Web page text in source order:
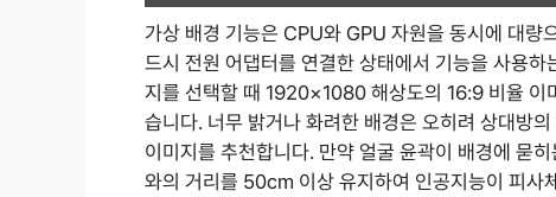
가상 배경 기능은 CPU와 GPU 자원을 동시에 대량
드시 전원 어댑터를 연결한 상태에서 기능을 사용
지를 선택할 때 1920×1080 해상도의 16:9 비율 이
습니다. 너무 밝거나 화려한 배경은 오히려 상대방
이미지를 추천합니다. 만약 얼굴 윤곽이 배경에 묻
와의 거리를 50cm 이상 유지하여 인공지능이 피사